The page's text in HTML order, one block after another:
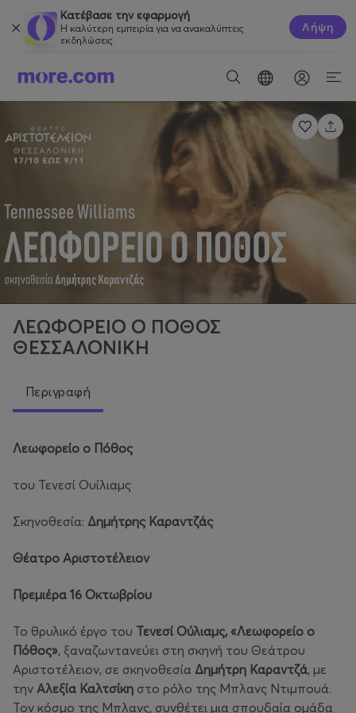
Κατέβασε την εφαρμογή
Η καλύτερη εμπειρία για να ανακαλύπτεις
εκδηλώσεις.
Λήψη
ΛΕΩΦΟΡΕΙΟ Ο ΠΟΘΟΣ
ΘΕΣΣΑΛΟΝΙΚΗ
Περιγραφή
Λεωφορείο ο Πόθος
του Τενεσί Ουίλιαμς
Σκηνοθεσία: Δημήτρης Καραντζάς
Θέατρο Αριστοτέλειον
Πρεμιέρα 16 Οκτωβρίου
Το θρυλικό έργο του Τενεσί Ούλιαμς, «Λεωφορείο ο
Πόθος», ξαναζωντανεύει στη σκηνή του Θεάτρου
Αριστοτέλειον, σε σκηνοθεσία Δημήτρη Καραντζά, με
την Αλεξία Καλτσίκη στο ρόλο της Μπλανς Ντιμπουά.
Τον κόσμο της Μπλανς, συνθέτει μια σπουδαία ομάδα